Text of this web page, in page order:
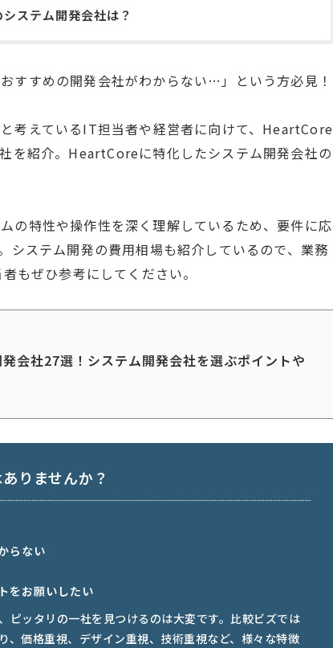
ステム開発会社は？
すすめの開発会社がわからない…」という方必見！
考えているIT担当者や経営者に向けて、HeartCore
を紹介。HeartCoreに特化したシステム開発会社の
の特性や操作性を深く理解しているため、要件に応
システム開発の費用相場も紹介しているので、業務
もぜひ参考にしてください。
会社27選！システム開発会社を選ぶポイントや
りませんか？
らない
をお願いしたい
ピッタリの一社を見つけるのは大変です。比較ビズでは
、価格重視、デザイン重視、技術重視など、様々な特徴